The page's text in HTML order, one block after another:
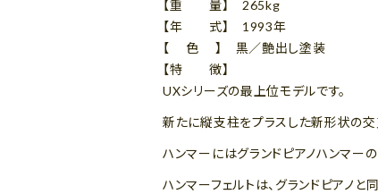
【重 量】 265kg
【年 式】 1993年
【 色 】 黒／艶出し塗装
【特 徴】
UXシリーズの最上位モデルです。
新たに縦支柱をプラスした新形状の交
ハンマーにはグランドピアノハンマー
ハンマーフェルトは、グランドピアノ